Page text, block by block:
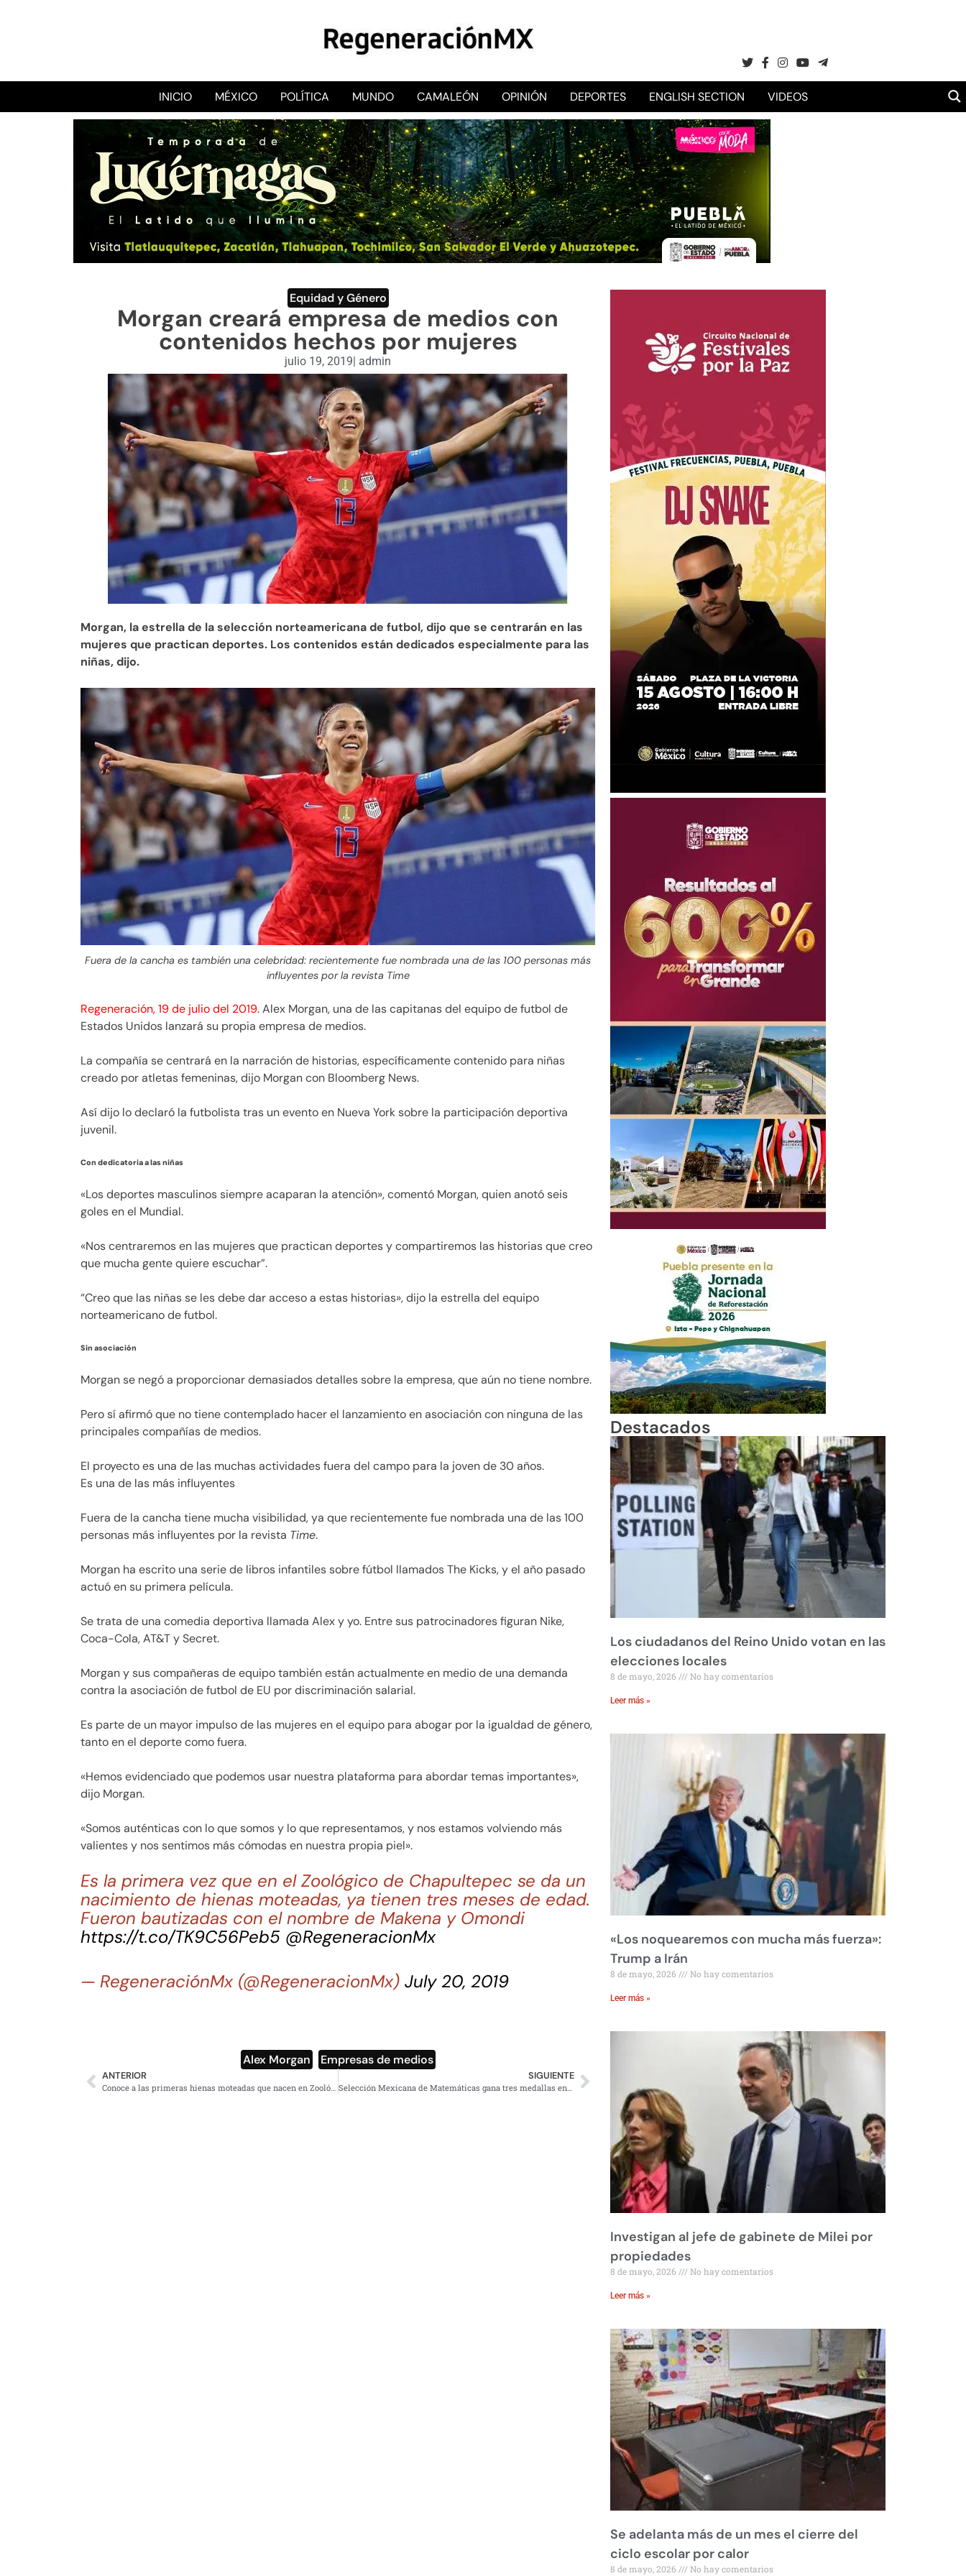
RegeneraciónMX
Sitio de noticias libre e independiente
INICIO MÉXICO POLÍTICA MUNDO CAMALEÓN OPINIÓN DEPORTES ENGLISH SECTION VIDEOS
Equidad y Género
Morgan creará empresa de medios con
contenidos hechos por mujeres
julio 19, 2019 admin
Morgan, la estrella de la selección norteamericana de futbol, dijo que se centrarán en las
mujeres que practican deportes. Los contenidos están dedicados especialmente para las
niñas, dijo.
Fuera de la cancha es también una celebridad: recientemente fue nombrada una de las 100 personas más
influyentes por la revista Time
Regeneración, 19 de julio del 2019.Alex Morgan, una de las capitanas del equipo de futbol de
Estados Unidos lanzará su propia empresa de medios.
La compañía se centrará en la narración de historias, específicamente contenido para niñas
creado por atletas femeninas, dijo Morgan con Bloomberg News.
Así dijo lo declaró la futbolista tras un evento en Nueva York sobre la participación deportiva
juvenil.
Con dedicatoria a las niñas
«Los deportes masculinos siempre acaparan la atención», comentó Morgan, quien anotó seis
goles en el Mundial.
«Nos centraremos en las mujeres que practican deportes y compartiremos las historias que creo
que mucha gente quiere escuchar”.
“Creo que las niñas se les debe dar acceso a estas historias», dijo la estrella del equipo
norteamericano de futbol.
Sin asociación
Morgan se negó a proporcionar demasiados detalles sobre la empresa, que aún no tiene nombre.
Pero sí afirmó que no tiene contemplado hacer el lanzamiento en asociación con ninguna de las
principales compañías de medios.
El proyecto es una de las muchas actividades fuera del campo para la joven de 30 años.
Es una de las más influyentes
Fuera de la cancha tiene mucha visibilidad, ya que recientemente fue nombrada una de las 100
personas más influyentes por la revista Time.
Morgan ha escrito una serie de libros infantiles sobre fútbol llamados The Kicks, y el año pasado
actuó en su primera película.
Se trata de una comedia deportiva llamada Alex y yo. Entre sus patrocinadores figuran Nike,
Coca-Cola, AT&T y Secret.
Morgan y sus compañeras de equipo también están actualmente en medio de una demanda
contra la asociación de futbol de EU por discriminación salarial.
Es parte de un mayor impulso de las mujeres en el equipo para abogar por la igualdad de género,
tanto en el deporte como fuera.
«Hemos evidenciado que podemos usar nuestra plataforma para abordar temas importantes»,
dijo Morgan.
«Somos auténticas con lo que somos y lo que representamos, y nos estamos volviendo más
valientes y nos sentimos más cómodas en nuestra propia piel».
Es la primera vez que en el Zoológico de Chapultepec se da un
nacimiento de hienas moteadas, ya tienen tres meses de edad.
Fueron bautizadas con el nombre de Makena y Omondi
https://t.co/TK9C56Peb5 @RegeneracionMx
— RegeneraciónMx (@RegeneracionMx) July 20, 2019
Alex Morgan Empresas de medios
ANTERIOR
Conoce a las primeras hienas moteadas que nacen en Zoológico de Chapultepec
SIGUIENTE
Selección Mexicana de Matemáticas gana tres medallas en mundial de Londres
Destacados
Los ciudadanos del Reino Unido votan en las
elecciones locales
8 de mayo, 2026 No hay comentarios
Leer más »
«Los noquearemos con mucha más fuerza»:
Trump a Irán
8 de mayo, 2026 No hay comentarios
Leer más »
Investigan al jefe de gabinete de Milei por
propiedades
8 de mayo, 2026 No hay comentarios
Leer más »
Se adelanta más de un mes el cierre del
ciclo escolar por calor
8 de mayo, 2026 No hay comentarios